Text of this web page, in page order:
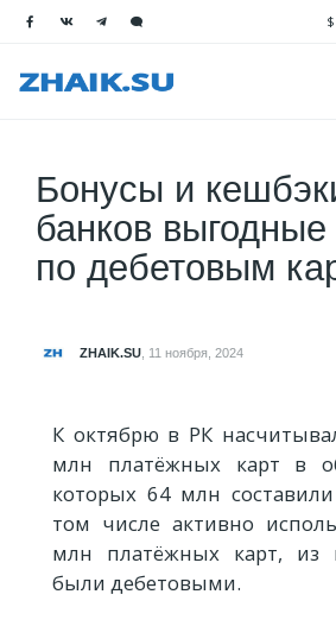
$
Бонусы и
банков выгодные
по дебетовым
ZHAIK.SU 11 ноября, 2024
К октябрю в РК
млн платёжных карт в
которых 64 млн
том числе активно
млн платёжных карт, из
были дебетовыми.